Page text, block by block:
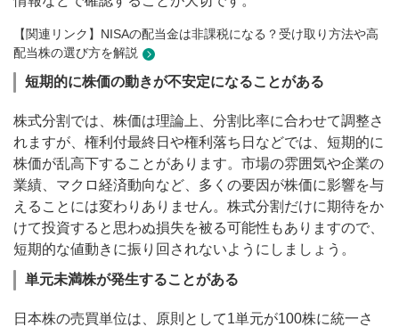
【関連リンク】NISAの配当金は非課税になる？受け取り方法や高
配当株の選び方を解説
短期的に株価の動きが不安定になることがある
株式分割では、株価は理論上、分割比率に合わせて調整さ
れますが、権利付最終日や権利落ち日などでは、短期的に
株価が乱高下することがあります。市場の雰囲気や企業の
業績、マクロ経済動向など、多くの要因が株価に影響を与
えることには変わりありません。株式分割だけに期待をか
けて投資すると思わぬ損失を被る可能性もありますので、
短期的な値動きに振り回されないようにしましょう。
単元未満株が発生することがある
日本株の売買単位は、原則として1単元が100株に統一さ